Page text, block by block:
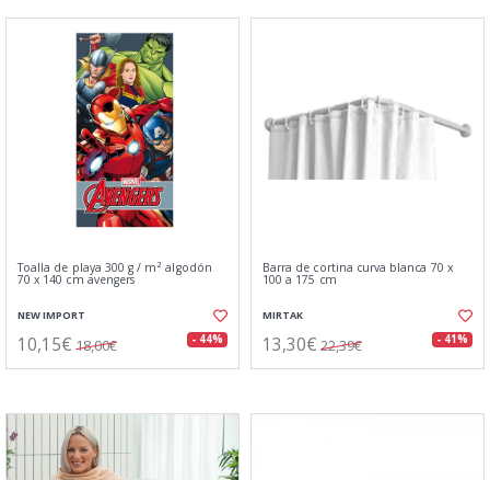
Toalla de playa 300 g / m² algodón
70 x 140 cm avengers
NEW IMPORT
10,15€ 18,00€ - 44%
Barra de cortina curva blanca 70 x
100 a 175 cm
MIRTAK
13,30€ 22,39€ - 41%